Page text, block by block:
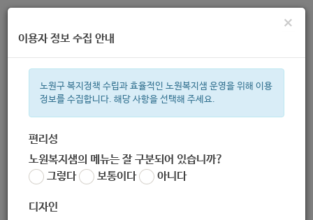
주간 인기검색어
한눈으로 보는 복지 정보
×
이용자 정보 수집 안내
노원구 복지정책 수립과 효율적인 노원복지샘 운영을 위해 이용
정보를 수집합니다. 해당 사항을 선택해 주세요.
편리성
노원복지샘의 메뉴는 잘 구분되어 있습니까?
그렇다
보통이다 아니다
디자인